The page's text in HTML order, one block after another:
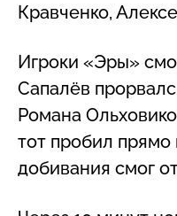
Кравченко,
Игроки «Эры»
Сапалёв
Романа
тот пробил прямо
добивания смог